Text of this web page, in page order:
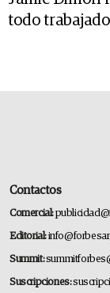
todo
Contactos
Comercial:
Editorial:
Summit:
Suscripciones: